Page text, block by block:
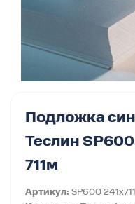
Подложка
Теслин
711м
Артикул: SP600 241x711